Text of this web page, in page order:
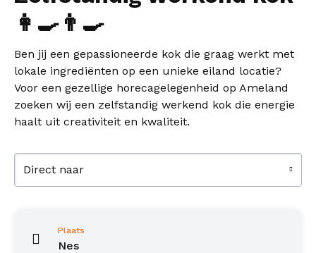
👩‍🍳👨‍🍳
Ben jij een gepassioneerde kok die graag werkt met
lokale ingrediënten op een unieke eiland locatie?
Voor een gezellige horecagelegenheid op Ameland
zoeken wij een zelfstandig werkend kok die energie
haalt uit creativiteit en kwaliteit.
Direct naar
Plaats
Nes